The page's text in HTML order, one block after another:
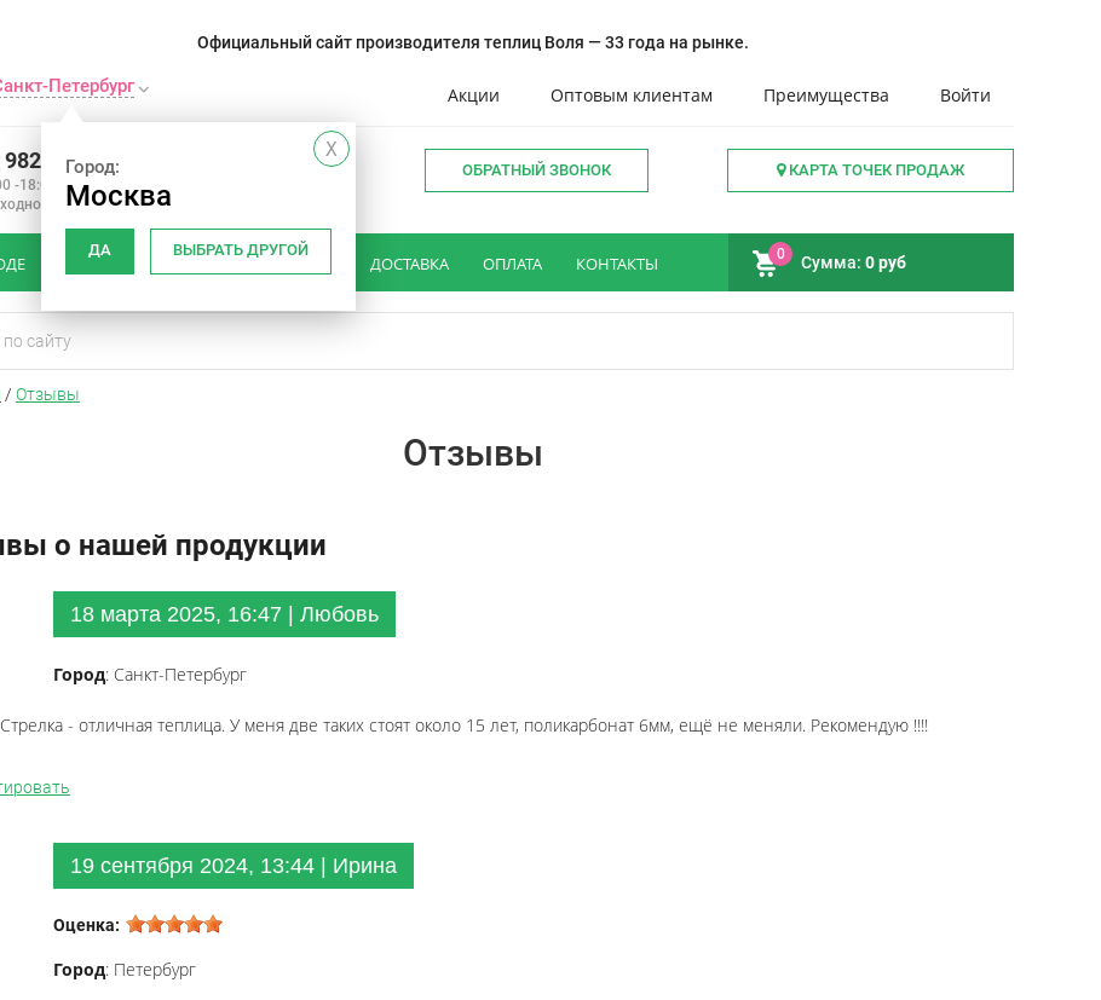
Официальный сайт производителя теплиц Воля — 33 года на рынке.
Петербург
X
Город:
Москва
ДА ВЫБРАТЬ ДРУГОЙ
Акции Оптовым клиентам Преимущества Войти
34 15
-18:00
КАРТА ТОЧЕК ПРОДАЖ
ОБРАТНЫЙ ЗВОНОК
КАК ВЫБРАТЬ ТЕПЛИЦУ ДОСТАВКА ОПЛАТА КОНТАКТЫ 0 Сумма: 0 руб
/ Отзывы
Отзывы
о нашей продукции
18 марта 2025, 16:47 | Любовь
Город: Санкт-Петербург
Стрелка - отличная теплица. У меня две таких стоят около 15 лет, поликарбонат 6мм, ещё не меняли. Рекомендую !!!!
19 сентября 2024, 13:44 | Ирина
Оценка:
Город: Петербург